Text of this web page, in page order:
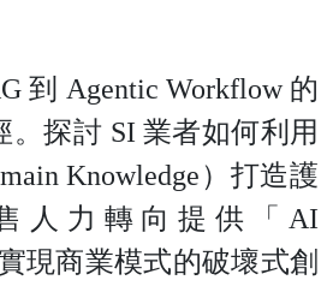
到 Agentic Workflow 的
。探討 SI 業者如何利用
Knowledge）打造護
人力轉向提供「AI
現商業模式的破壞式創